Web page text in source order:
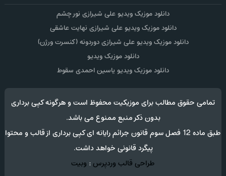
دانلود موزیک ویدیو علی شیرازی نور چشم
دانلود موزیک ویدیو علی شیرازی نهایت عاشقی
دانلود موزیک ویدیو علی شیرازی دوردونه (کنسرت ورژن)
دانلود موزیک ویدیو
دانلود موزیک ویدیو یاسین احمدی سقوط
تمامی حقوق مطالب برای موزیکیت محفوظ است و هرگونه کپی برداری
بدون ذکر منبع ممنوع می باشد.
طبق ماده 12 فصل سوم قانون جرائم رایانه ای کپی برداری از قالب و محتوا
پیگرد قانونی خواهد داشت.
طراحی قالب وردپرس: وبیت